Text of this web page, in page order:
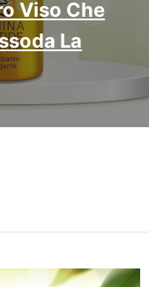
Viso Che
La